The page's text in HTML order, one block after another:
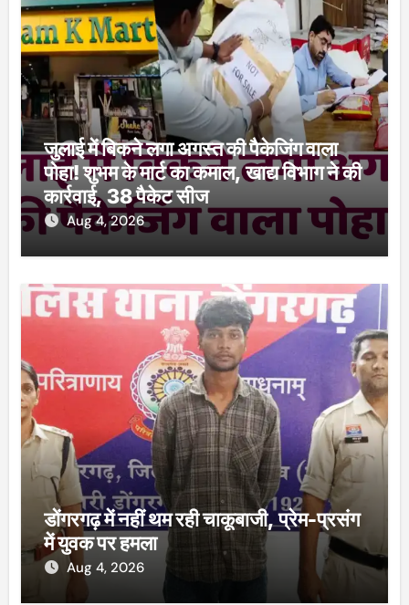
जुलाई में बिकने लगा अगस्त की पैकेजिंग वाला
पोहा! शुभम के मार्ट का कमाल, खाद्य विभाग ने की
कार्रवाई, 38 पैकेट सीज
Aug 4, 2026
डोंगरगढ़ में नहीं थम रही चाकूबाजी, प्रेम-प्रसंग
में युवक पर हमला
Aug 4, 2026